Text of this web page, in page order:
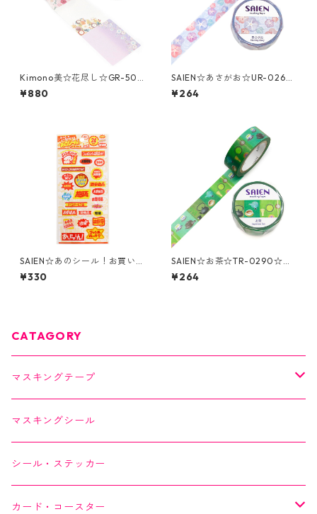
Kimono美☆花尽し☆GR-500
2☆金箔☆ロール付箋メモ
¥880
SAIEN☆あさがお☆UR-0268
☆マスキングテープ
¥264
SAIEN☆あのシール！お買い得
品☆透明シール☆(J326)
¥330
SAIEN☆お茶☆TR-0290☆マ
スキングテープ
¥264
CATAGORY
マスキングテープ
SAIEN
オリジナルシリーズ
作家シリーズ
YUNOKI
Kimono美
マスキングシール
シール・ステッカー
カード・コースター